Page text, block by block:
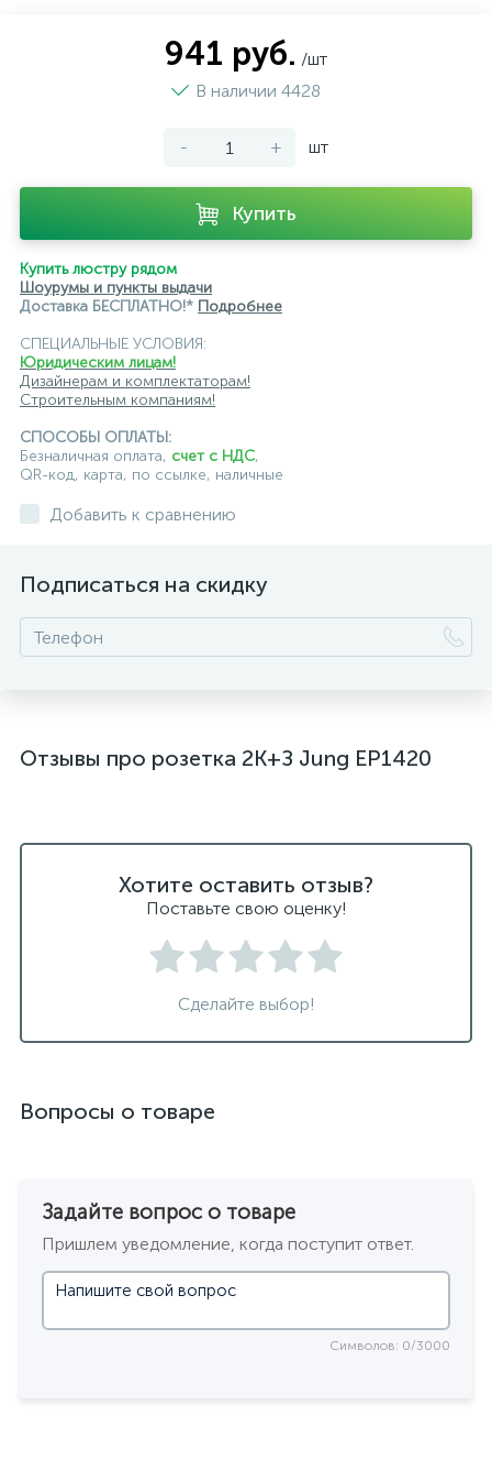
941 руб. /шт
В наличии 4428
- + шт
Купить
Купить люстру рядом
Шоурумы и пункты выдачи
Доставка БЕСПЛАТНО!* Подробнее
СПЕЦИАЛЬНЫЕ УСЛОВИЯ:
Юридическим лицам!
Дизайнерам и комплектаторам!
Строительным компаниям!
СПОСОБЫ ОПЛАТЫ:
Безналичная оплата, счет с НДС,
QR-код, карта, по ссылке, наличные
Добавить к сравнению
Подписаться на скидку
Отзывы про розетка 2K+З Jung EP1420
Хотите оставить отзыв?
Поставьте свою оценку!
Сделайте выбор!
Вопросы о товаре
Задайте вопрос о товаре
Пришлем уведомление, когда поступит ответ.
Символов: 0/3000